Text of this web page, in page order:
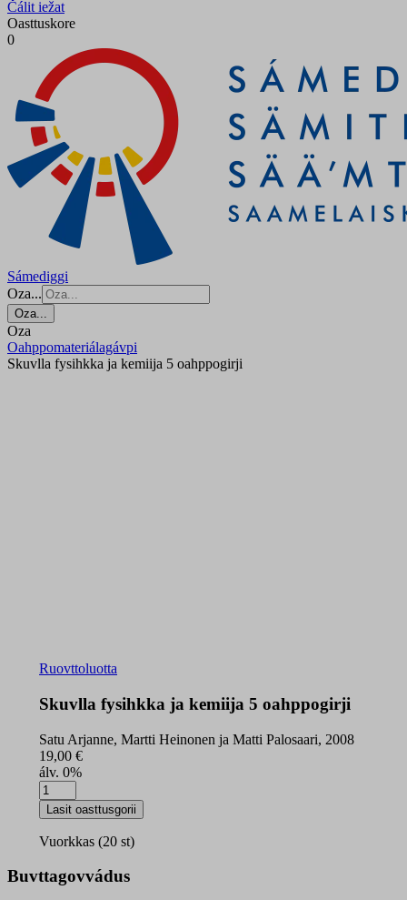
Čálit iežat
Oasttuskore
0
Sámediggi
Oza...
Oza...
Oza
Oahppomateriálagávpi
Skuvlla fysihkka ja kemiija 5 oahppogirji
Ruovttoluotta
Skuvlla fysihkka ja kemiija 5 oahppogirji
Satu Arjanne, Martti Heinonen ja Matti Palosaari, 2008
19,00 €
álv. 0%
Skuvlla
fysihkka
ja
kemiija
oahppogirji
quantity
Lasit oasttusgorii
Vuorkkas (20 st)
Buvttagovvádus